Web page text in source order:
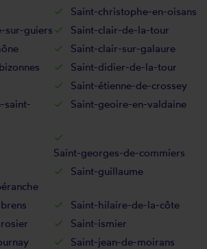
Saint-christophe-en-oisans
sur-guiers
Saint-clair-de-la-tour
Saint-clair-sur-galaure
Saint-didier-de-la-tour
Saint-étienne-de-crossey
saint-
Saint-geoire-en-valdaine
Saint-georges-de-commiers
Saint-guillaume
Saint-hilaire-de-la-côte
Saint-ismier
Saint-jean-de-moirans